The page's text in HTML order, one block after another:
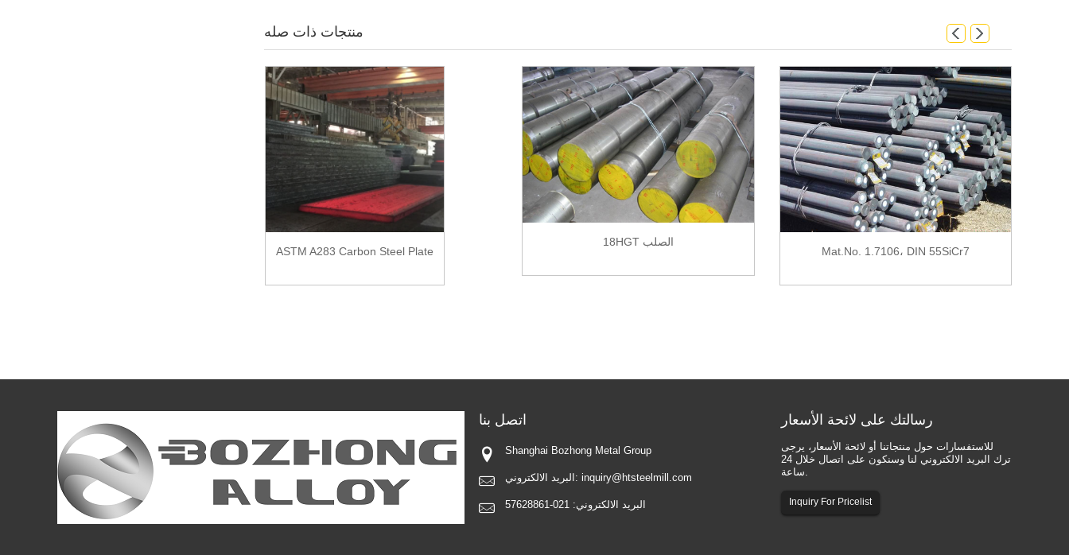
منتجات ذات صله
ASTM A283 Carbon Steel Plate
18HGT الصلب
Mat.No. 1.7106، DIN 55SiCr7
رسالتك على لائحة الأسعار
للاستفسارات حول منتجاتنا أو لائحة الأسعار، يرجى
ترك البريد الالكتروني لنا وسنكون على اتصال خلال 24
Inquiry For Pricelist
اتصل بنا
Shanghai Bozhong Metal Group
البريد الالكتروني: inquiry@htsteelmill.com
البريد الالكتروني: 021-57628861